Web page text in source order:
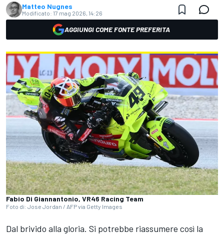
Matteo Nugnes
Modificato: 17 mag 2026, 14:26
AGGIUNGI COME FONTE PREFERITA
Fabio Di Giannantonio, VR46 Racing Team
Foto di: Jose Jordan / AFP via Getty Images
Dal brivido alla gloria. Si potrebbe riassumere così la